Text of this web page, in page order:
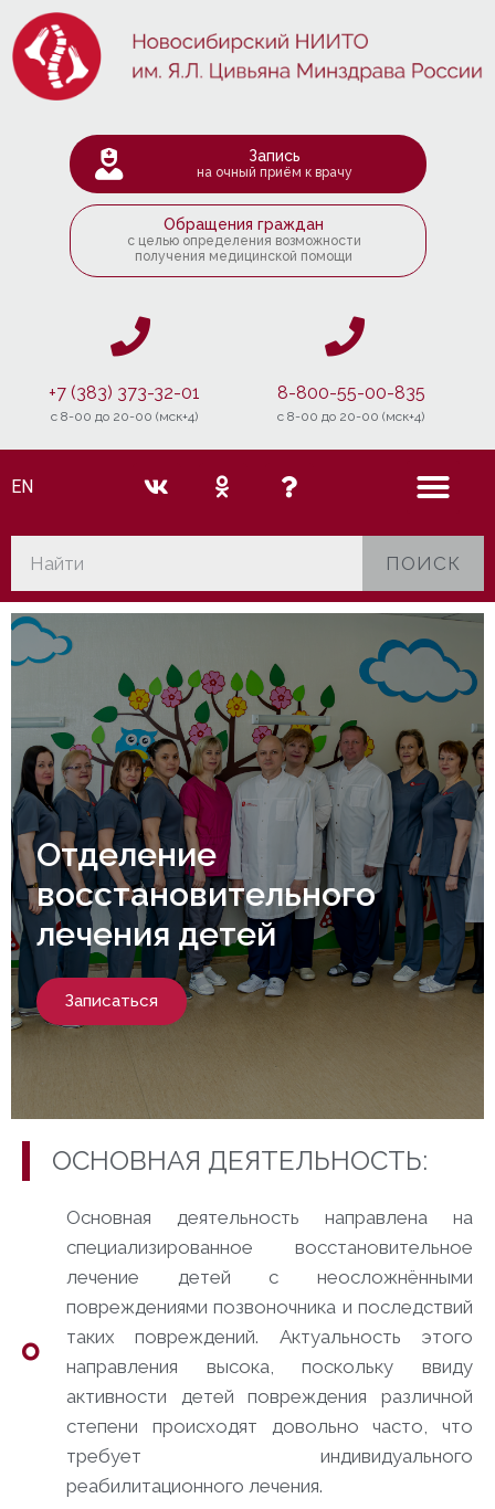
Запись
на очный приём к врачу
Обращения граждан
с целью определения возможности
получения медицинской помощи
+7 (383) 373-32-01
c 8-00 до 20-00 (мск+4)
8-800-55-00-835
c 8-00 до 20-00 (мск+4)
EN
ПОИСК
Отделение
восстановительного
лечения детей
Записаться
ОСНОВНАЯ ДЕЯТЕЛЬНОСТЬ:
Основная деятельность направлена на
специализированное восстановительное
лечение детей с неосложнёнными
повреждениями позвоночника и последствий
таких повреждений. Актуальность этого
направления высока, поскольку ввиду
активности детей повреждения различной
степени происходят довольно часто, что
требует индивидуального
реабилитационного лечения.